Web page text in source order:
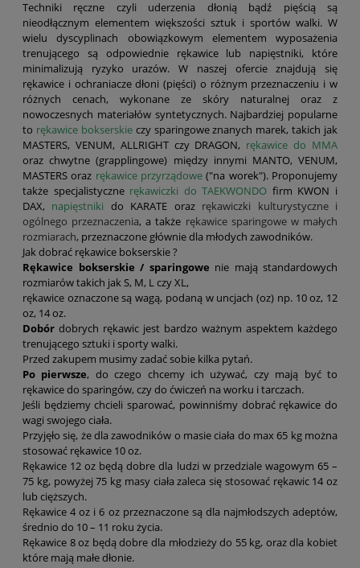
Techniki ręczne czyli uderzenia dłonią bądź pięścią są
nieodłącznym elementem większości sztuk i sportów walki. W
wielu dyscyplinach obowiązkowym elementem wyposażenia
trenującego są odpowiednie rękawice lub napięstniki, które
minimalizują ryzyko urazów. W naszej ofercie znajdują się
rękawice i ochraniacze dłoni (pięści) o różnym przeznaczeniu i w
różnych cenach, wykonane ze skóry naturalnej oraz z
nowoczesnych materiałów syntetycznych. Najbardziej popularne
to rękawice bokserskieczy sparingowe znanych marek, takich jak
MASTERS, VENUM, ALLRIGHT czy DRAGON, rękawice do MMA
oraz chwytne (grapplingowe) między innymi MANTO, VENUM,
MASTERS oraz rękawice przyrządowe ("na worek"). Proponujemy
także specjalistyczne rękawiczki do TAEKWONDO firm KWON i
DAX, napięstniki do KARATE oraz rękawiczki kulturystyczne i
ogólnego przeznaczenia, a także rękawice sparingowe w małych
rozmiarach, przeznaczone głównie dla młodych zawodników.
Jak dobrać rękawice bokserskie ?
Rękawice bokserskie / sparingowe nie mają standardowych
rozmiarów takich jak S, M, L czy XL,
rękawice oznaczone są wagą, podaną w uncjach (oz) np. 10 oz, 12
oz, 14 oz.
Dobór dobrych rękawic jest bardzo ważnym aspektem każdego
trenującego sztuki i sporty walki.
Przed zakupem musimy zadać sobie kilka pytań.
Po pierwsze, do czego chcemy ich używać, czy mają być to
rękawice do sparingów, czy do ćwiczeń na worku i tarczach.
Jeśli będziemy chcieli sparować, powinniśmy dobrać rękawice do
wagi swojego ciała.
Przyjęło się, że dla zawodników o masie ciała do max 65 kg można
stosować rękawice 10 oz.
Rękawice 12 oz będą dobre dla ludzi w przedziale wagowym 65 –
75 kg, powyżej 75 kg masy ciała zaleca się stosować rękawic 14 oz
lub cięższych.
Rękawice 4 oz i 6 oz przeznaczone są dla najmłodszych adeptów,
średnio do 10 – 11 roku życia.
Rękawice 8 oz będą dobre dla młodzieży do 55 kg, oraz dla kobiet
które mają małe dłonie.